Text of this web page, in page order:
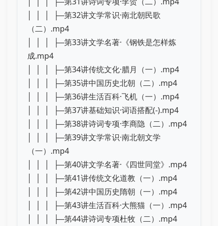
│ │ │ ├─第32讲文学常识·南北朝民歌
（二）.mp4
│ │ │ ├─第33讲文学名著·《钢铁是怎样炼
成.mp4
│ │ │ ├─第34讲传统文化·腊月（一）.mp4
│ │ │ ├─第35讲中国历史北朝（二）.mp4
│ │ │ ├─第36讲生活百科·飞机（一）.mp4
│ │ │ ├─第37讲基础知识·词语搭配(-).mp4
│ │ │ ├─第38讲诗词专项·李商隐（二）.mp4
│ │ │ ├─第39讲文学常识·南北朝文学
（一）.mp4
│ │ │ ├─第40讲文学名著·《四世同堂》.mp4
│ │ │ ├─第41讲传统文化道教（一）.mp4
│ │ │ ├─第42讲中国历史隋朝（一）.mp4
│ │ │ ├─第43讲生活百科·大熊猫（一）.mp4
│ │ │ ├─第44讲诗词专项杜牧（二）.mp4